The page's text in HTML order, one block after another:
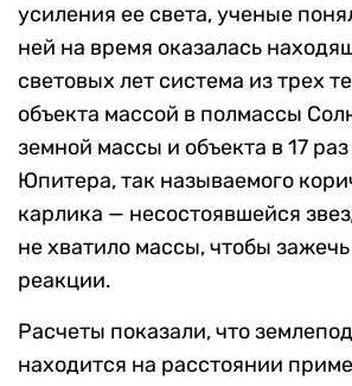
усиления ее света, ученые
ней на время оказалась
световых лет система из трех
объекта массой в полмассы
земной массы и объекта в 17
Юпитера, так называемого
карлика — несостоявшейся
не хватило массы, чтобы
реакции.
Расчеты показали, что
находится на расстоянии